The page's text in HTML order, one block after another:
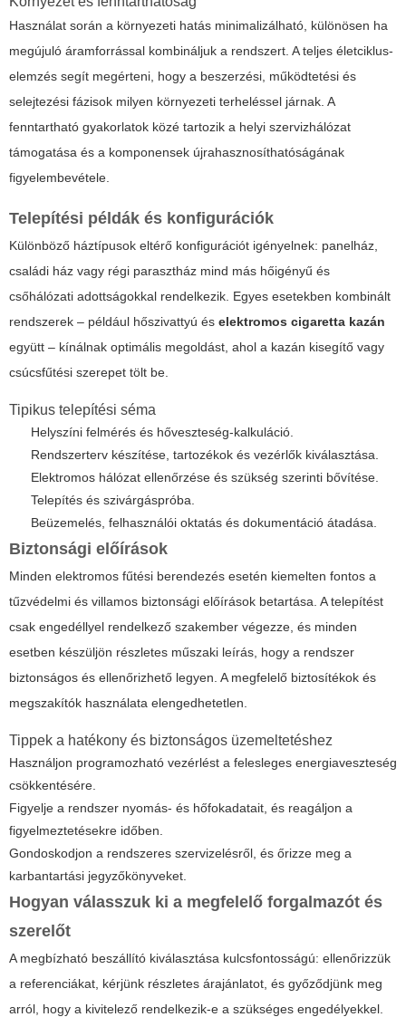
Használat során a környezeti hatás minimalizálható, különösen ha
megújuló áramforrással kombináljuk a rendszert. A teljes életciklus-
elemzés segít megérteni, hogy a beszerzési, működtetési és
selejtezési fázisok milyen környezeti terheléssel járnak. A
fenntartható gyakorlatok közé tartozik a helyi szervizhálózat
támogatása és a komponensek újrahasznosíthatóságának
figyelembevétele.
Telepítési példák és konfigurációk
Különböző háztípusok eltérő konfigurációt igényelnek: panelház,
családi ház vagy régi parasztház mind más hőigényű és
csőhálózati adottságokkal rendelkezik. Egyes esetekben kombinált
rendszerek – például hőszivattyú és elektromos cigaretta kazán
együtt – kínálnak optimális megoldást, ahol a kazán kisegítő vagy
csúcsfűtési szerepet tölt be.
Tipikus telepítési séma
Helyszíni felmérés és hőveszteség-kalkuláció.
Rendszerterv készítése, tartozékok és vezérlők kiválasztása.
Elektromos hálózat ellenőrzése és szükség szerinti bővítése.
Telepítés és szivárgáspróba.
Beüzemelés, felhasználói oktatás és dokumentáció átadása.
Biztonsági előírások
Minden elektromos fűtési berendezés esetén kiemelten fontos a
tűzvédelmi és villamos biztonsági előírások betartása. A telepítést
csak engedéllyel rendelkező szakember végezze, és minden
esetben készüljön részletes műszaki leírás, hogy a rendszer
biztonságos és ellenőrizhető legyen. A megfelelő biztosítékok és
megszakítók használata elengedhetetlen.
Tippek a hatékony és biztonságos üzemeltetéshez
Használjon programozható vezérlést a felesleges energiaveszteség
csökkentésére.
Figyelje a rendszer nyomás- és hőfokadatait, és reagáljon a
figyelmeztetésekre időben.
Gondoskodjon a rendszeres szervizelésről, és őrizze meg a
karbantartási jegyzőkönyveket.
Hogyan válasszuk ki a megfelelő forgalmazót és
szerelőt
A megbízható beszállító kiválasztása kulcsfontosságú: ellenőrizzük
a referenciákat, kérjünk részletes árajánlatot, és győződjünk meg
arról, hogy a kivitelező rendelkezik-e a szükséges engedélyekkel.